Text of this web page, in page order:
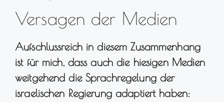
Versagen der Medien
Aufschlussreich in diesem Zusammenhang
ist für mich, dass auch die hiesigen Medien
weitgehend die Sprachregelung der
israelischen Regierung adaptiert haben: